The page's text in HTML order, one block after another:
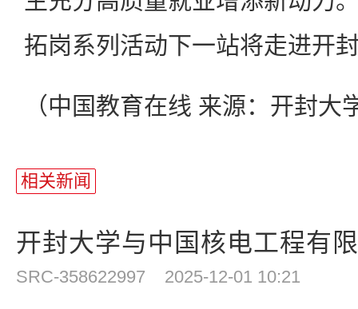
拓岗系列活动下一站将走进开
（中国教育在线 来源：开封大
相关新闻
开封大学与中国核电工程有
SRC-358622997 2025-12-01 10:21